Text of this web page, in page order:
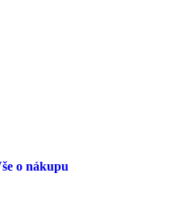
o nákupu